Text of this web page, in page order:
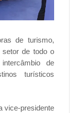
de turismo,
setor de todo o
de
turísticos
vice-presidente